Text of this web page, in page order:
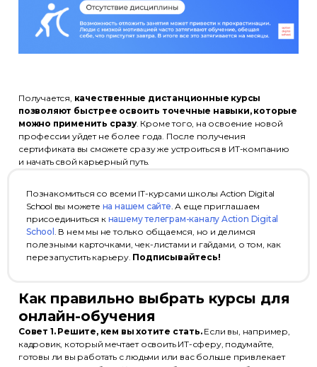
Получается, качественные дистанционные курсы
позволяют быстрее освоить точечные навыки, которые
можно применить сразу. Кроме того, на освоение новой
профессии уйдет не более года. После получения
сертификата вы сможете сразу же устроиться в ИТ-компанию
и начать свой карьерный путь.
Познакомиться со всеми IT-курсами школы Action Digital
School вы можете на нашем сайте. А еще приглашаем
присоединиться к нашему телеграм-каналу Action Digital
School . В нем мы не только общаемся, но и делимся
полезными карточками, чек-листами и гайдами, о том, как
перезапустить карьеру. Подписывайтесь!
Как правильно выбрать курсы для
онлайн-обучения
Совет 1. Решите, кем вы хотите стать.Если вы, например,
кадровик, который мечтает освоить ИТ-сферу, подумайте,
готовы ли вы работать с людьми или вас больше привлекает